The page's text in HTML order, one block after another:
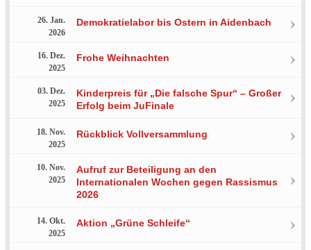
26. Jan.
2026
Demokratielabor bis Ostern in Aidenbach
16. Dez.
2025
Frohe Weihnachten
03. Dez.
2025
Kinderpreis für „Die falsche Spur“ – Großer
Erfolg beim JuFinale
18. Nov.
2025
Rückblick Vollversammlung
10. Nov.
2025
Aufruf zur Beteiligung an den
Internationalen Wochen gegen Rassismus
2026
14. Okt.
2025
Aktion „Grüne Schleife“